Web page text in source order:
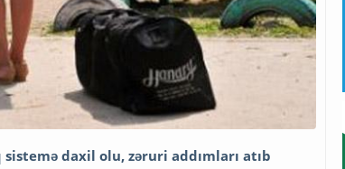
daxil olu, zəruri addımları atıb